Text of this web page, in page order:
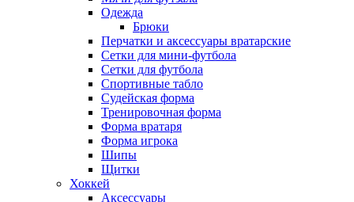
Одежда
Брюки
Перчатки и аксессуары вратарские
Сетки для мини-футбола
Сетки для футбола
Спортивные табло
Судейская форма
Тренировочная форма
Форма вратаря
Форма игрока
Шипы
Щитки
Хоккей
Аксессуары